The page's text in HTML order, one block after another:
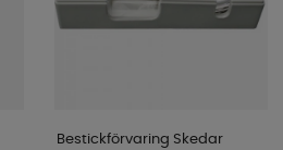
Bestickförvaring Skedar